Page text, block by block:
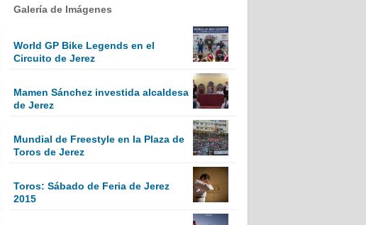
Galería de Imágenes
World GP Bike Legends en el
Circuito de Jerez
Mamen Sánchez investida alcaldesa
de Jerez
Mundial de Freestyle en la Plaza de
Toros de Jerez
Toros: Sábado de Feria de Jerez
2015